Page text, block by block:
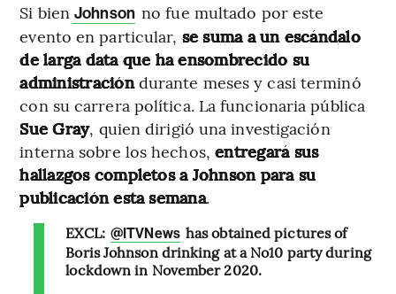
Si bien Johnson no fue multado por este
evento en particular, se suma a un escándalo
de larga data que ha ensombrecido su
administracióndurante meses y casi terminó
con su carrera política. La funcionaria pública
Sue Gray, quien dirigió una investigación
interna sobre los hechos, entregará sus
hallazgos completos a Johnson para su
publicación esta semana.
EXCL: @ITVNews has obtained pictures of
Boris Johnson drinking at a No10 party during
lockdown in November 2020.